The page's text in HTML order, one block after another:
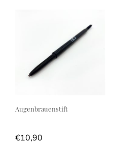
Augenbrauenstift
€10,90